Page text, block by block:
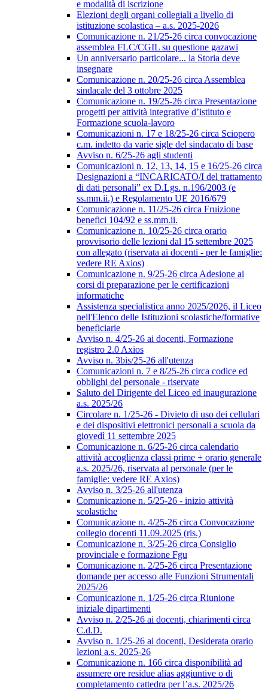
e modalità di iscrizione
Elezioni degli organi collegiali a livello di
istituzione scolastica – a.s. 2025-2026
Comunicazione n. 21/25-26 circa convocazione
assemblea FLC/CGIL su questione gazawi
Un anniversario particolare... la Storia deve
insegnare
Comunicazione n. 20/25-26 circa Assemblea
sindacale del 3 ottobre 2025
Comunicazione n. 19/25-26 circa Presentazione
progetti per attività integrative d’istituto e
Formazione scuola-lavoro
Comunicazioni n. 17 e 18/25-26 circa Sciopero
c.m. indetto da varie sigle del sindacato di base
Avviso n. 6/25-26 agli studenti
Comunicazioni n. 12, 13, 14, 15 e 16/25-26 circa
Designazioni a “INCARICATO/I del trattamento
di dati personali” ex D.Lgs. n.196/2003 (e
ss.mm.ii.) e Regolamento UE 2016/679
Comunicazione n. 11/25-26 circa Fruizione
benefici 104/92 e ss.mm.ii.
Comunicazione n. 10/25-26 circa orario
provvisorio delle lezioni dal 15 settembre 2025
con allegato (riservata ai docenti - per le famiglie:
vedere RE Axios)
Comunicazione n. 9/25-26 circa Adesione ai
corsi di preparazione per le certificazioni
informatiche
Assistenza specialistica anno 2025/2026, il Liceo
nell'Elenco delle Istituzioni scolastiche/formative
beneficiarie
Avviso n. 4/25-26 ai docenti, Formazione
registro 2.0 Axios
Avviso n. 3bis/25-26 all'utenza
Comunicazioni n. 7 e 8/25-26 circa codice ed
obblighi del personale - riservate
Saluto del Dirigente del Liceo ed inaugurazione
a.s. 2025/26
Circolare n. 1/25-26 - Divieto di uso dei cellulari
e dei dispositivi elettronici personali a scuola da
giovedì 11 settembre 2025
Comunicazione n. 6/25-26 circa calendario
attività accoglienza classi prime + orario generale
a.s. 2025/26, riservata al personale (per le
famiglie: vedere RE Axios)
Avviso n. 3/25-26 all'utenza
Comunicazione n. 5/25-26 - inizio attività
scolastiche
Comunicazione n. 4/25-26 circa Convocazione
collegio docenti 11.09.2025 (ris.)
Comunicazione n. 3/25-26 circa Consiglio
provinciale e formazione Fgu
Comunicazione n. 2/25-26 circa Presentazione
domande per accesso alle Funzioni Strumentali
2025/26
Comunicazione n. 1/25-26 circa Riunione
iniziale dipartimenti
Avviso n. 2/25-26 ai docenti, chiarimenti circa
C.d.D.
Avviso n. 1/25-26 ai docenti, Desiderata orario
lezioni a.s. 2025-26
Comunicazione n. 166 circa disponibilità ad
assumere ore residue alias aggiuntive o di
completamento cattedra per l’a.s. 2025/26